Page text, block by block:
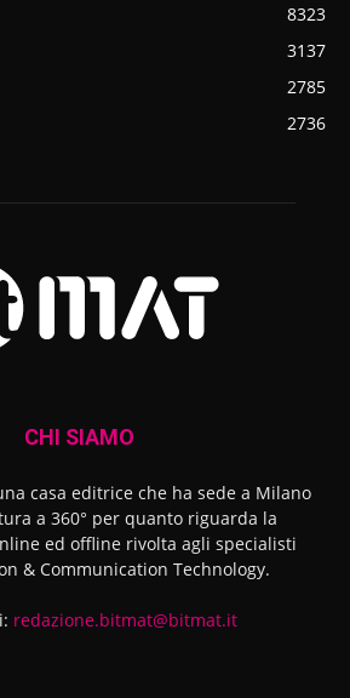
8323
3137
2785
2736
CHI SIAMO
casa editrice che ha sede a Milano
a 360° per quanto riguarda la
ed offline rivolta agli specialisti
& Communication Technology.
redazione.bitmat@bitmat.it